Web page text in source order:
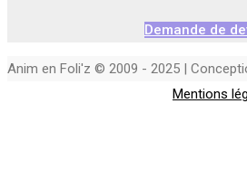
Demande de
Anim en Foli'z © 2009 - 2025 |
Mentions